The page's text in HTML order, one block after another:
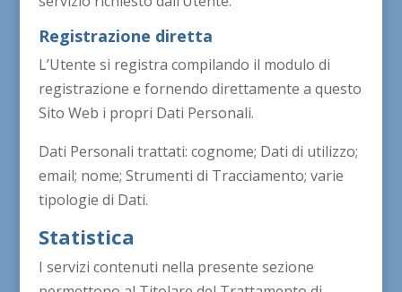
Registrazione diretta
L’Utente si registra compilando il modulo di
registrazione e fornendo direttamente a questo
Sito Web i propri Dati Personali.
Dati Personali trattati: cognome; Dati di utilizzo;
email; nome; Strumenti di Tracciamento; varie
tipologie di Dati.
Statistica
I servizi contenuti nella presente sezione